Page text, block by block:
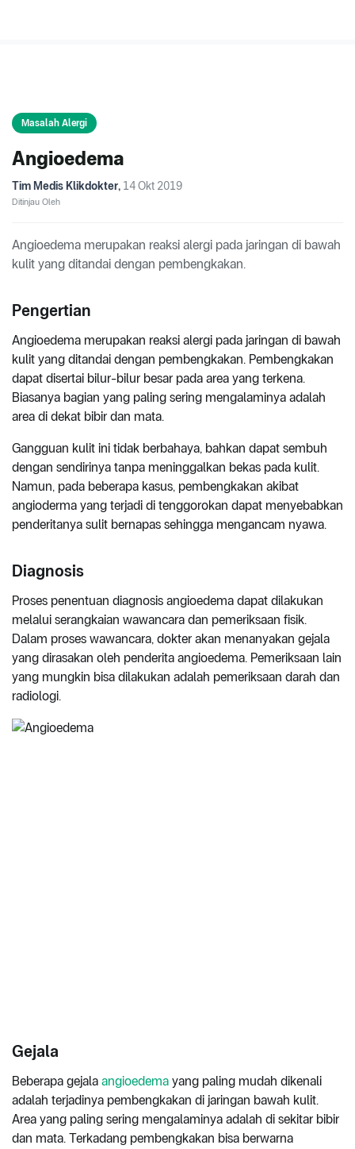
Masalah Alergi
Angioedema
Tim Medis Klikdokter, 14 Okt 2019
Ditinjau Oleh
Angioedema merupakan reaksi alergi pada jaringan di bawah
kulit yang ditandai dengan pembengkakan.
Pengertian
Angioedema merupakan reaksi alergi pada jaringan di bawah
kulit yang ditandai dengan pembengkakan. Pembengkakan
dapat disertai bilur-bilur besar pada area yang terkena.
Biasanya bagian yang paling sering mengalaminya adalah
area di dekat bibir dan mata.
Gangguan kulit ini tidak berbahaya, bahkan dapat sembuh
dengan sendirinya tanpa meninggalkan bekas pada kulit.
Namun, pada beberapa kasus, pembengkakan akibat
angioderma yang terjadi di tenggorokan dapat menyebabkan
penderitanya sulit bernapas sehingga mengancam nyawa.
Diagnosis
Proses penentuan diagnosis angioedema dapat dilakukan
melalui serangkaian wawancara dan pemeriksaan fisik.
Dalam proses wawancara, dokter akan menanyakan gejala
yang dirasakan oleh penderita angioedema. Pemeriksaan lain
yang mungkin bisa dilakukan adalah pemeriksaan darah dan
radiologi.
Gejala
Beberapa gejala angioedema yang paling mudah dikenali
adalah terjadinya pembengkakan di jaringan bawah kulit.
Area yang paling sering mengalaminya adalah di sekitar bibir
dan mata. Terkadang pembengkakan bisa berwarna